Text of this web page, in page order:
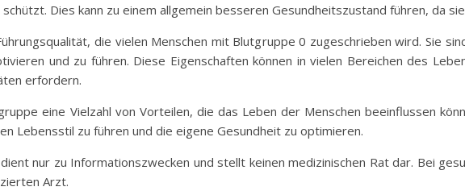
Dies kann zu einem allgemein besseren Gesundheitszustand führen, da
die vielen Menschen mit Blutgruppe 0 zugeschrieben wird. Sie
und zu führen. Diese Eigenschaften können in vielen Bereichen des
erfordern.
eine Vielzahl von Vorteilen, die das Leben der Menschen beeinflussen
Lebensstil zu führen und die eigene Gesundheit zu optimieren.
nur zu Informationszwecken und stellt keinen medizinischen Rat dar. Bei
Arzt.